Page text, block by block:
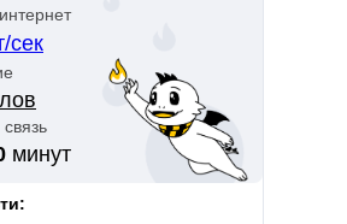
сек
минут